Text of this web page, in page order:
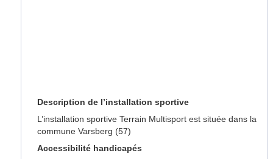
Description de l’installation sportive
L’installation sportive Terrain Multisport est située dans la
commune Varsberg (57)
Accessibilité handicapés